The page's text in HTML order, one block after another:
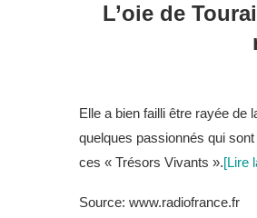
L’oie de
Elle a bien failli être rayée de
quelques passionnés qui
ces « Trésors Vivants ».[Lire
Source: www.radiofrance.fr